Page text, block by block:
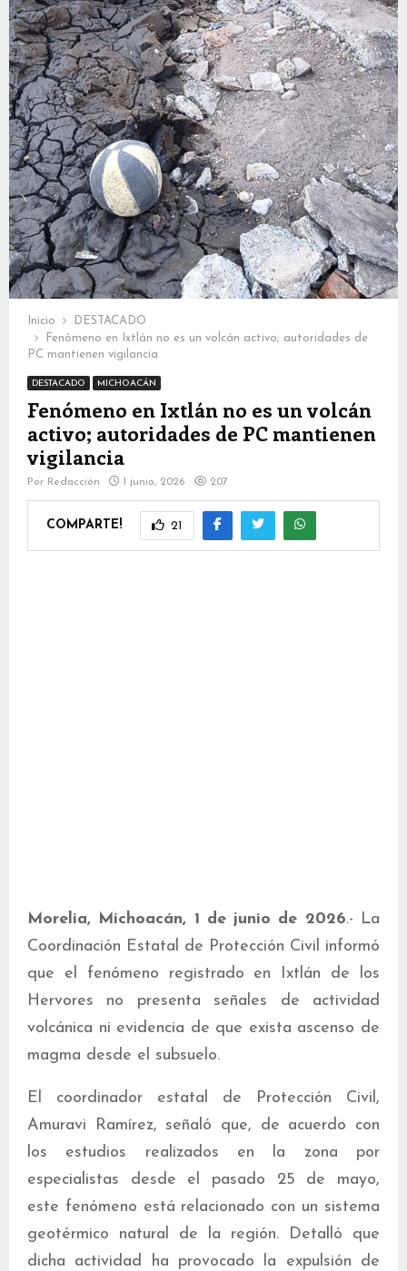
Inicio
DESTACADO
Fenómeno en Ixtlán no es un volcán activo; autoridades de
PC mantienen vigilancia
DESTACADO MICHOACÁN
Fenómeno en Ixtlán no es un volcán
activo; autoridades de PC mantienen
vigilancia
Por Redacción 1 junio, 2026 207
COMPARTE! 21
Morelia, Michoacán, 1 de junio de 2026.- La
Coordinación Estatal de Protección Civil informó
que el fenómeno registrado en Ixtlán de los
Hervores no presenta señales de actividad
volcánica ni evidencia de que exista ascenso de
magma desde el subsuelo.
El coordinador estatal de Protección Civil,
Amuravi Ramírez, señaló que, de acuerdo con
los estudios realizados en la zona por
especialistas desde el pasado 25 de mayo,
este fenómeno está relacionado con un sistema
geotérmico natural de la región. Detalló que
dicha actividad ha provocado la expulsión de